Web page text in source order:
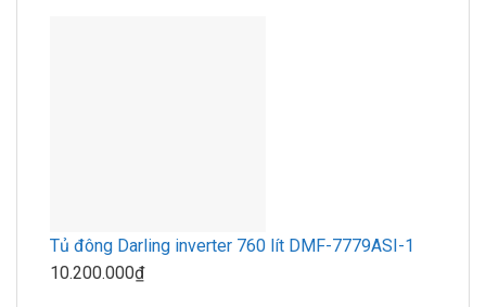
Tủ đông Darling inverter 760 lít DMF-7779ASI-1
10.200.000₫